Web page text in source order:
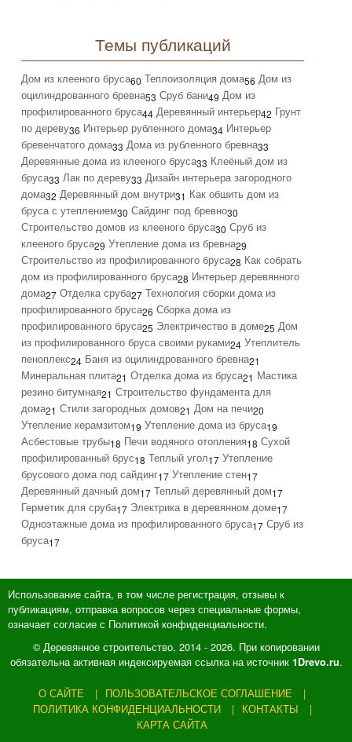
Темы публикаций
Дом из клееного бруса60 Теплоизоляция дома56 Дом из
оцилиндрованного бревна53 Сруб бани49 Дом из
профилированного бруса44 Деревянный интерьер42 Грунт
по дереву36 Интерьер рубленного дома34 Интерьер
бревенчатого дома33 Дома из рубленного бревна33
Деревянные дома из клееного бруса33 Клеёный дом из
бруса33 Лак по дереву33 Дизайн интерьера загородного
дома32 Деревянный дом внутри31 Как обшить дом из
бруса с утеплением30 Сайдинг под бревно30
Строительство домов из клееного бруса30 Сруб из
клееного бруса29 Утепление дома из бревна29
Строительство из профилированного бруса28 Как собрать
дом из профилированного бруса28 Интерьер деревянного
дома27 Отделка сруба27 Технология сборки дома из
профилированного бруса26 Сборка дома из
профилированного бруса25 Электричество в доме25 Дом
из профилированного бруса своими руками24 Утеплитель
пеноплекс24 Баня из оцилиндрованного бревна21
Минеральная плита21 Отделка дома из бруса21 Мастика
резино битумная21 Строительство фундамента для
дома21 Стили загородных домов21 Дом на печи20
Утепление керамзитом19 Утепление дома из бруса19
Асбестовые трубы18 Печи водяного отопления18 Сухой
профилированный брус18 Теплый угол17 Утепление
брусового дома под сайдинг17 Утепление стен17
Деревянный дачный дом17 Теплый деревянный дом17
Герметик для сруба17 Электрика в деревянном доме17
Одноэтажные дома из профилированного бруса17 Сруб из
бруса17
Использование сайта, в том числе регистрация, отзывы к
публикациям, отправка вопросов через специальные формы,
означает согласие с Политикой конфиденциальности.
© Деревянное строительство, 2014 - 2026. При копировании
обязательна активная индексируемая ссылка на источник 1Drevo.ru.
О САЙТЕ
ПОЛЬЗОВАТЕЛЬСКОЕ СОГЛАШЕНИЕ
ПОЛИТИКА КОНФИДЕНЦИАЛЬНОСТИ
КОНТАКТЫ
КАРТА САЙТА